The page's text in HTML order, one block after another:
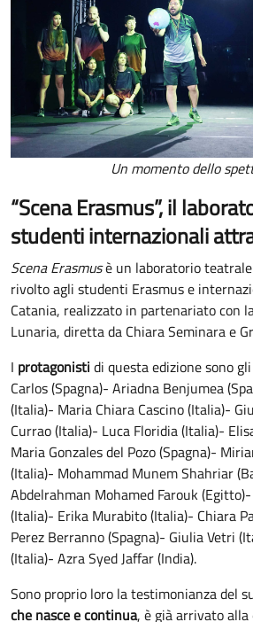
Un momento dello
“Scena Erasmus”, il
studenti internazionali
Scena Erasmusè un laboratorio
rivolto agli studenti Erasmus e
Catania, realizzato in partenariato con
Lunaria, diretta da Chiara Seminara e
I protagonisti di questa edizione sono
Carlos (Spagna)- Ariadna Benjumea
(Italia)- Maria Chiara Cascino (Italia)-
Currao (Italia)- Luca Floridia (Italia)-
Maria Gonzales del Pozo (Spagna)-
(Italia)- Mohammad Munem Shahriar
Abdelrahman Mohamed Farouk
(Italia)- Erika Murabito (Italia)- Chiara
Perez Berranno (Spagna)- Giulia Vetri
(Italia)- Azra Syed Jaffar (India).
Sono proprio loro la testimonianza del
che nasce e continua, è già arrivato